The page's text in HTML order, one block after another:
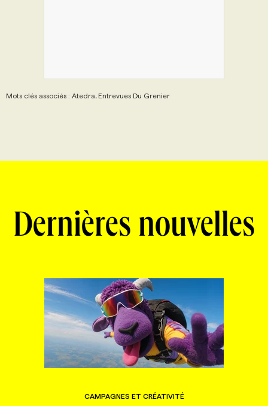
Mots clés associés : Atedra, Entrevues Du Grenier
Dernières nouvelles
CAMPAGNES ET CRÉATIVITÉ